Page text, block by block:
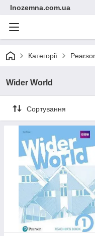
Inozemna.com.ua
Категорії
Wider World
Сортування